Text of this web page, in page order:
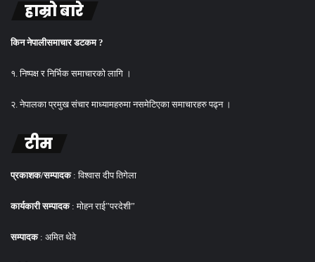
हाम्रो बारे
किन नेपालीसमाचार डटकम ?
१. निष्पक्ष र निर्भिक समाचारको लागि ।
२. नेपालका प्रमुख संचार माध्यामहरुमा नसमेटिएका समाचारहरु पढ्न ।
टीम
प्रकाशक/सम्पादक : विश्वास दीप तिगेला
कार्यकारी सम्पादक: मोहन राई”परदेशी”
सम्पादक: अमित थेवे